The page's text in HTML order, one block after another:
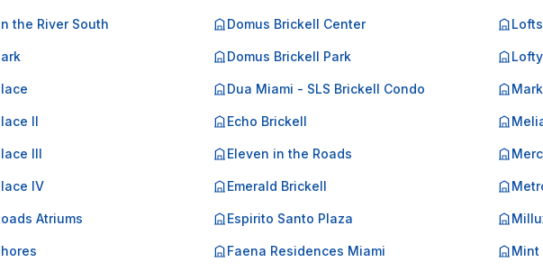
the River South
II
III
IV
Atriums
Domus Brickell Center
Domus Brickell Park
Dua Miami - SLS Brickell Condo
Echo Brickell
Eleven in the Roads
Emerald Brickell
Espirito Santo Plaza
Faena Residences Miami Mint